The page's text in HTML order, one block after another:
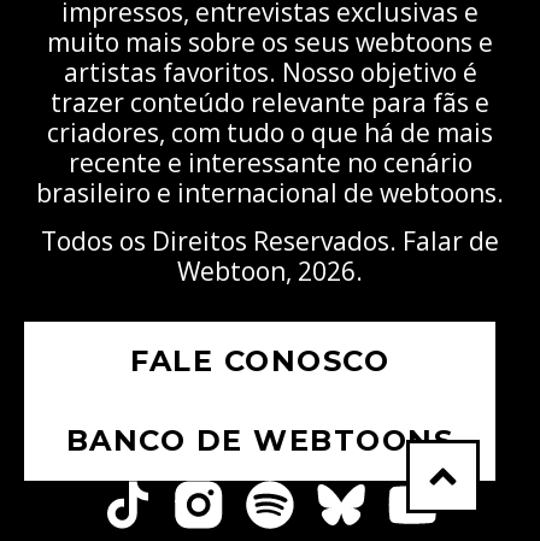
impressos, entrevistas exclusivas e
muito mais sobre os seus webtoons e
artistas favoritos. Nosso objetivo é
trazer conteúdo relevante para fãs e
criadores, com tudo o que há de mais
recente e interessante no cenário
brasileiro e internacional de webtoons.
Todos os Direitos Reservados. Falar de
Webtoon, 2026.
FALE CONOSCO
BANCO DE WEBTOONS